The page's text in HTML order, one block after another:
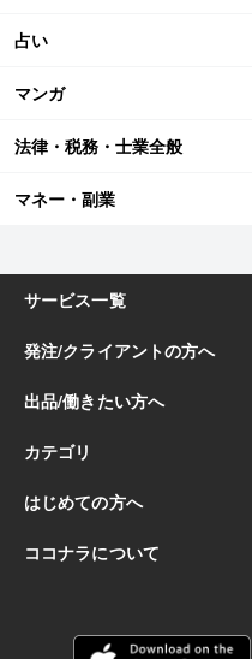
占い
マンガ
法律・税務・士業全般
マネー・副業